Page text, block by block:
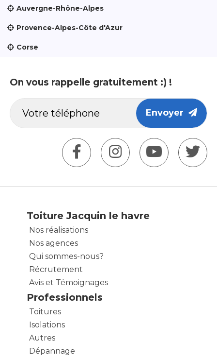
Auvergne-Rhône-Alpes
Provence-Alpes-Côte d'Azur
Corse
On vous rappelle gratuitement :) !
Envoyer
Toiture Jacquin le havre
Nos réalisations
Nos agences
Qui sommes-nous?
Récrutement
Avis et Témoignages
Professionnels
Toitures
Isolations
Autres
Dépannage